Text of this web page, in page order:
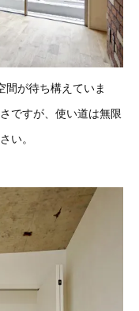
間が待ち構えていま
ですが、使い道は無限
い。